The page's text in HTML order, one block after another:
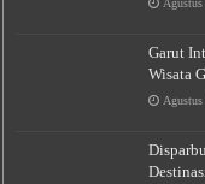
Garut
Wisata